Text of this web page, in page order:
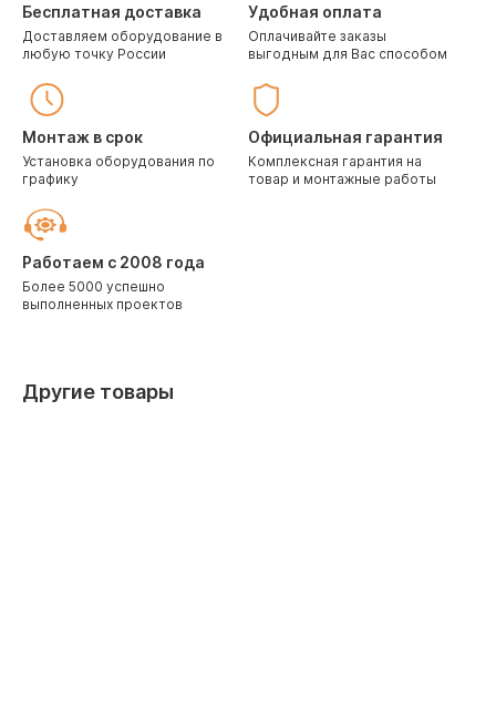
Бесплатная доставка
Доставляем оборудование в
любую точку России
Удобная оплата
Оплачивайте заказы
выгодным для Вас способом
Монтаж в срок
Установка оборудования по
графику
Официальная гарантия
Комплексная гарантия на
товар и монтажные работы
Работаем с 2008 года
Более 5000 успешно
выполненных проектов
Другие товары